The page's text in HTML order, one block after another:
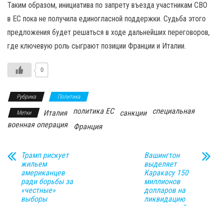
Таким образом, инициатива по запрету въезда участникам СВО
в ЕС пока не получила единогласной поддержки. Судьба этого
предложения будет решаться в ходе дальнейших переговоров,
где ключевую роль сыграют позиции Франции и Италии.
0
Рубрика Политика
Метки Италия политика ЕС санкции
специальная
военная операция
Франция
Трамп рискует
жильем
американцев
ради борьбы за
«честные»
выборы
Вашингтон
выделяет
Каракасу 150
миллионов
долларов на
ликвидацию